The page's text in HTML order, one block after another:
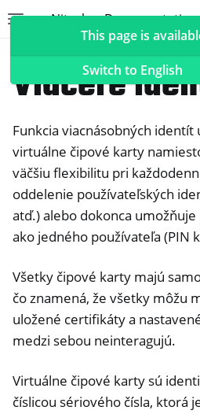
Nitrokey Documentation
navigation of Nitrokeys
navigation of Features
navigation of Nitrokey 3
navigation of Nitrokey Passkey
navigation of Nitrokey FIDO2
navigation of Nitrokey HSM 2
navigation of Nitrokey Pro 2
navigation of Nitrokey Start
Viaceré
Funkcia viacnásobných
virtuálne čipové karty
väčšiu flexibilitu pri
oddelenie používateľských
atď.) alebo dokonca
ako jedného používateľa (PIN
Všetky čipové karty majú
čo znamená, že všetky môžu
uložené certifikáty a
medzi sebou neinteragujú.
Virtuálne čipové karty sú
číslicou sériového čísla, ktorá
This page is
Switch to English